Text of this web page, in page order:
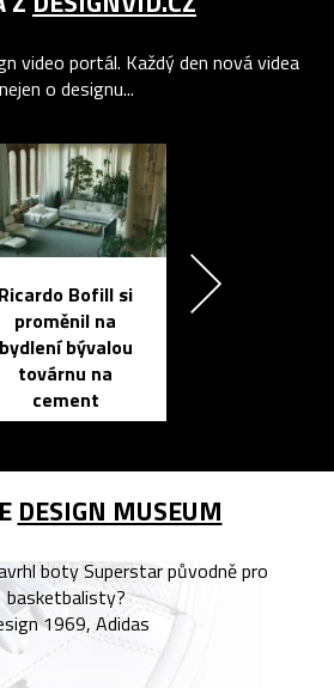
video portál. Každý den nová videa
nejen o designu...
Ricardo Bofill si
proměnil na
bydlení bývalou
továrnu na
cement
DESIGN MUSEUM
boty Superstar původně pro
basketbalisty?
1969, Adidas